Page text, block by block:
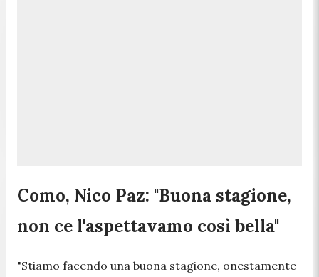
Como, Nico Paz: "Buona stagione,
non ce l'aspettavamo così bella"
"Stiamo facendo una buona stagione, onestamente